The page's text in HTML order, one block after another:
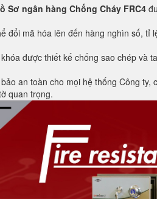
Sơ ngân hàng Chống Cháy FRC4
đổi mã hóa lên đến hàng nghìn số, tỉ
được thiết kế chống sao chép và
an toàn cho mọi hệ thống Công
quan trọng.